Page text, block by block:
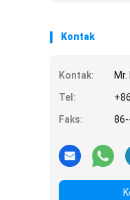
Kontak
Kontak:
Tel:
Faks: